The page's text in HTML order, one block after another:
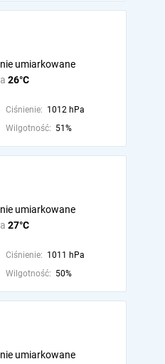
26°C
umiarkowane
Ciśnienie: 1012 hPa
Wilgotność: 51%
27°C
umiarkowane
Ciśnienie: 1011 hPa
Wilgotność: 50%
umiarkowane